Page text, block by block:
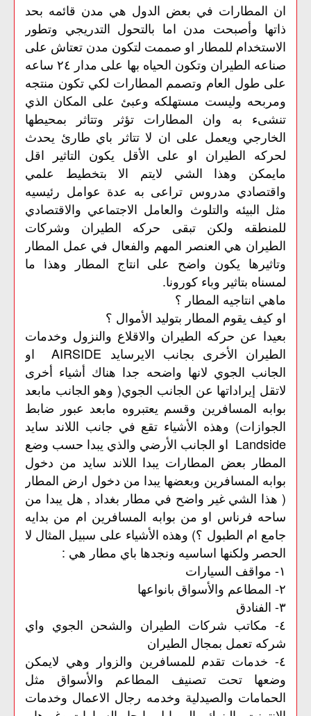
ان المطارات في بعض الدول هي مدن قائمه بحد
ذاتها وأصبحت مدن اما بالتحول التدريجي وتطور
الاستخدام للمطار او صممت لتكون مدن تعتاش على
صناعه الطيران وتكون الحياه بها على مدار ٢٤ ساعه
على طول العام وتصمم المطارات لكي تكون منتجه
ومربحه وليست مستهلكه وعبئ على المكان الذي
تنشىء به وان المطارات تؤثر وتتاثر بمحيطها
الخارجي ويعمل على ان لا تتاثر باي طارئ يحدث
لحركه الطيران او على الأقل يكون التاثير اقل
مايمكن وهذا الشي لايتم الا بتخطيط علمي
واقتصادي مدروس تراعى به عدة عوامل رئيسيه
مثل البيئه والتلوث والعامل الاجتماعي والاقتصادي
للمنطقه ولكن تبقى حركه الطيران وشركات
الطيران هي العنصر المهم والفعال في عمل المطار
وتاثيرها يكون واضح على انتاج المطار وهذا ما
لمسناه بتاثير وباء كورونا.
ماهي انتاجيه المطار ؟
او كيف يقوم المطار بتوليد الأموال ؟
بعيدا عن حركه الطيران والاقلاع والنزول وخدمات
الطيران الأخرى بجانب الايرسايد AIRSIDE او
الجانب الجوي لانها واضحه جدا هناك أشياء أخرى
لاتقل إيراداتها عن الجانب الجوي( وهو الجانب مابعد
بوابه المسافرين وقسم يعتبروه مابعد عبور ضابط
الجوازات) وهذه الأشياء تقع في جانب اللاند سايد
Landside او الجانب الأرضي والذي يبدا حسب وضع
المطار بعض المطارات يبدا اللاند سايد من دخول
بوابه المسافرين وبعضها يبدا من دخول ارض المطار
( هذا الشي غير واضح في مطار بغداد , هل يبدا من
ساحه فرناس او من بوابه المسافرين ام من بدايه
جامع ام الطبول ؟) وهذه الأشياء على سبيل المثال لا
الحصر ولكنها اساسيه ونجدها باي مطار هي :
١- مواقف السيارات
٢- المطاعم والأسواق بانواعها
٣- الفنادق
٤- مكاتب شركات الطيران والشحن الجوي واي
شركه تعمل بمجال الطيران
٤- خدمات تقدم للمسافرين والزوار وهي لايمكن
وضعها تحت تصنيف المطاعم والأسواق مثل
الحمامات والصيدلية وخدمه رجال الاعمال وخدمات